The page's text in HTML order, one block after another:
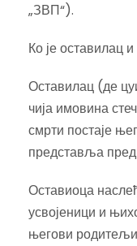
„ЗВП“).
Ко је оставилац
Оставилац (де
чија имовина
смрти постаје
представља
Оставиоца
усвојеници и
његови